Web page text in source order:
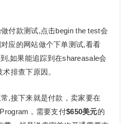
付款测试,点击begin the test会
应的网站做个下单测试,看看
,如果能追踪到在shareasale会
排查下原因。
,接下来就是付款，卖家要在
，需要支付$650美元的